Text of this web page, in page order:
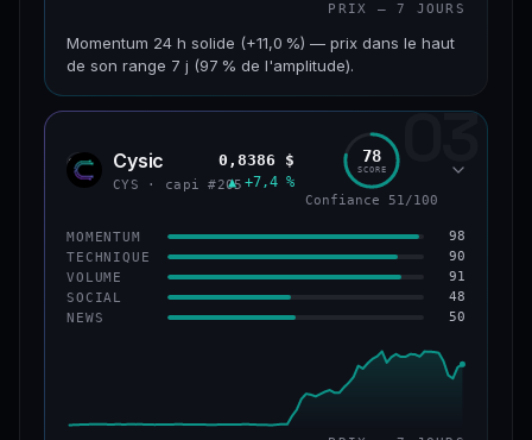
PRIX — 7 JOURS
Momentum 24 h solide (+11,0 %) — prix dans le haut
de son range 7 j (97 % de l'amplitude).
CAP. MARCHÉ VOLUME 24 H
VAR. 7 J VAR. 30 J
+2,1 %
VS ATH
−69,5 % #90
CONFIANCE 61/100
03
CYS Cysic
CYS · capi #205
0,8386 $
▲ +7,4 %
78
SCORE
Confiance 51/100
MOMENTUM 98
TECHNIQUE 90
VOLUME 91
SOCIAL 48
NEWS 50